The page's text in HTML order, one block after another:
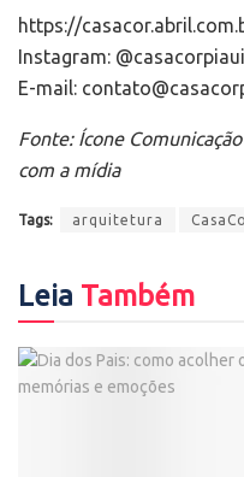
https://
Instagram: @casacorpiaui
E-mail:
Fonte: Ícone
com a mídia
Tags: arquitetura
Leia Também